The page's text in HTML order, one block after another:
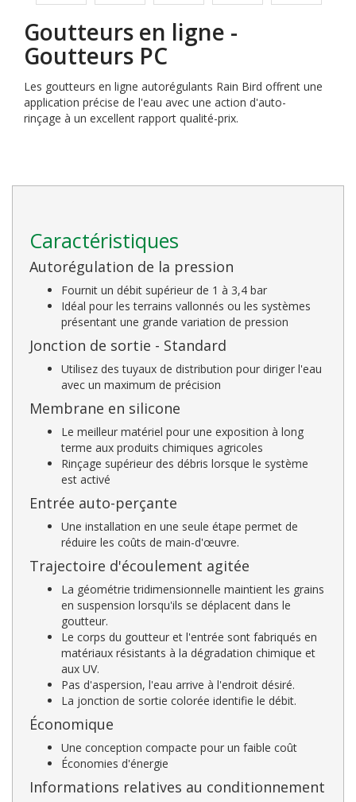
Goutteurs en ligne -
Goutteurs PC
Les goutteurs en ligne autorégulants Rain Bird offrent une
application précise de l'eau avec une action d'auto-
rinçage à un excellent rapport qualité-prix.
Caractéristiques
Autorégulation de la pression
Fournit un débit supérieur de 1 à 3,4 bar
Idéal pour les terrains vallonnés ou les systèmes
présentant une grande variation de pression
Jonction de sortie - Standard
Utilisez des tuyaux de distribution pour diriger l'eau
avec un maximum de précision
Membrane en silicone
Le meilleur matériel pour une exposition à long
terme aux produits chimiques agricoles
Rinçage supérieur des débris lorsque le système
est activé
Entrée auto-perçante
Une installation en une seule étape permet de
réduire les coûts de main-d'œuvre.
Trajectoire d'écoulement agitée
La géométrie tridimensionnelle maintient les grains
en suspension lorsqu'ils se déplacent dans le
goutteur.
Le corps du goutteur et l'entrée sont fabriqués en
matériaux résistants à la dégradation chimique et
aux UV.
Pas d'aspersion, l'eau arrive à l'endroit désiré.
La jonction de sortie colorée identifie le débit.
Économique
Une conception compacte pour un faible coût
Économies d'énergie
Informations relatives au conditionnement